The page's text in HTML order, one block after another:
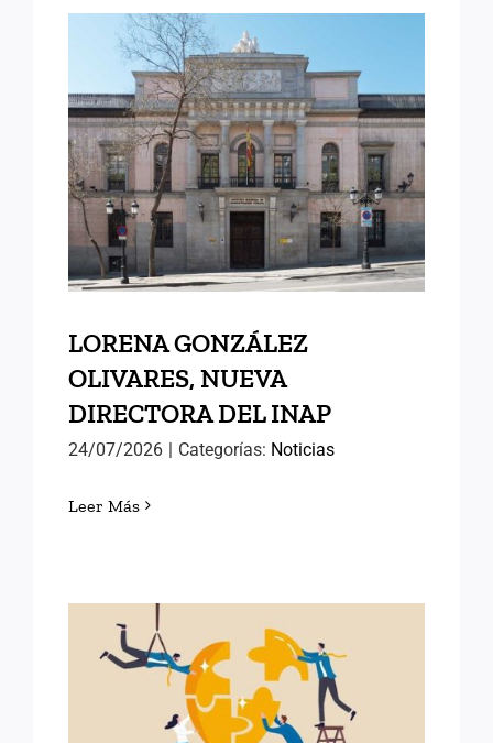
LORENA GONZÁLEZ
OLIVARES, NUEVA
DIRECTORA DEL INAP
LORENA GONZÁLEZ
OLIVARES, NUEVA
DIRECTORA DEL INAP
24/07/2026 | Categorías: Noticias
Leer Más
POLÍTICAS PÚBLICAS DE
ÉXITO